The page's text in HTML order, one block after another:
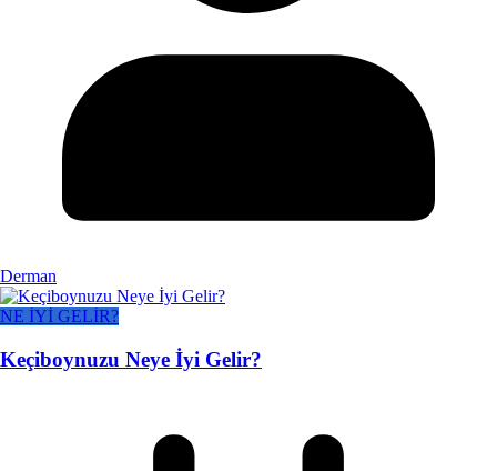
Derman
NE İYİ GELİR?
Keçiboynuzu Neye İyi Gelir?